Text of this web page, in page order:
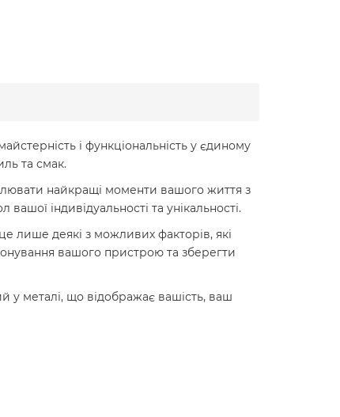
і функціональність у єдиному
та смак.
найкращі моменти вашого життя з
індивідуальності та унікальності.
лише деякі з можливих факторів, які
вашого пристрою та зберегти
у металі, що відображає вашість, ваш